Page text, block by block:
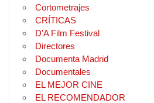
Cortometrajes
CRÍTICAS
D'A Film Festival
Directores
Documenta Madrid
Documentales
EL MEJOR CINE
EL RECOMENDADOR